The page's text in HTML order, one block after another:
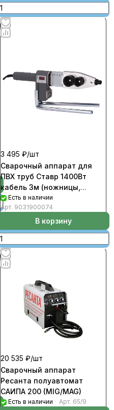
3 495 ₽/шт
Сварочный аппарат для
ПВХ труб Ставр 1400Вт
кабель 3м (ножницы,
рулетка, кейс)
Есть в наличии
Арт. 9031900074
В корзину
20 535 ₽/шт
Сварочный аппарат
Ресанта полуавтомат
САИПА 200 (MIG/MAG)
Есть в наличии Арт. 65/9